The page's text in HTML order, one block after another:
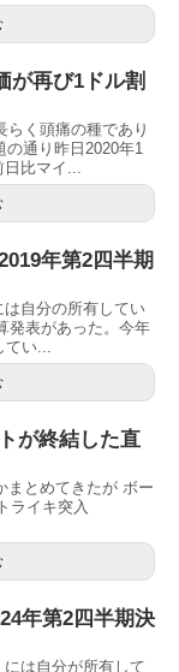
が再び1ドル割
らく頭痛の種であり
の通り昨日2020年1
日比マイ...
年第2四半期
自分の所有してい
発表があった。今年
てい...
が終結した直
まとめてきたが ボー
ライキ突入
年第2四半期決
は自分が所有して